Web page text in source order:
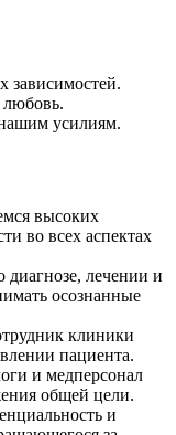
зависимостей.
любовь.
усилиям.
высоких
во всех аспектах
лечении и
осознанные
клиники
пациента.
и медперсонал
общей цели.
и